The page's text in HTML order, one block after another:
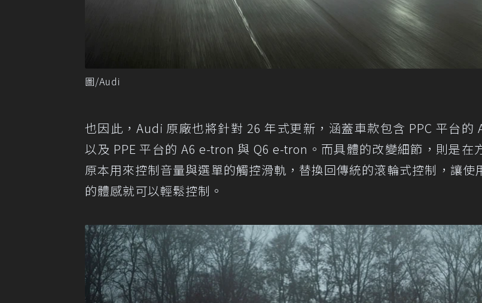
圖/Audi
也因此，Audi 原廠也將針對 26 年式更新，涵蓋車款包含 PPC 平台的
以及 PPE 平台的 A6 e-tron 與 Q6 e-tron。而具體的改變細節，則是在
原本用來控制音量與選單的觸控滑軌，替換回傳統的滾輪式控制，讓使
的體感就可以輕鬆控制。